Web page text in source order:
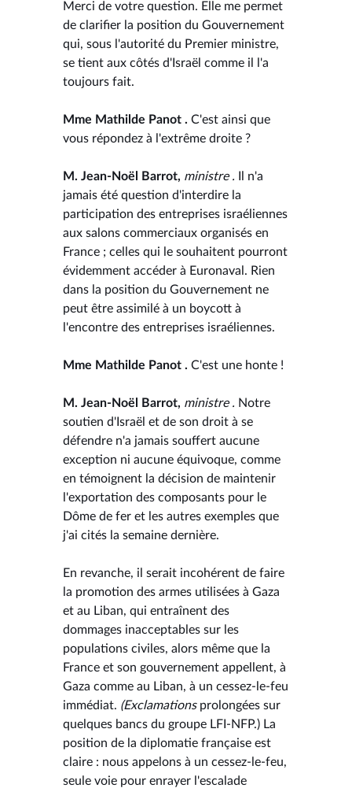
Merci de votre question. Elle me permet
de clarifier la position du Gouvernement
qui, sous l'autorité du Premier ministre,
se tient aux côtés d'Israël comme il l'a
toujours fait.
Mme Mathilde Panot . C'est ainsi que
vous répondez à l'extrême droite ?
M. Jean-Noël Barrot, ministre . Il n'a
jamais été question d'interdire la
participation des entreprises israéliennes
aux salons commerciaux organisés en
France ; celles qui le souhaitent pourront
évidemment accéder à Euronaval. Rien
dans la position du Gouvernement ne
peut être assimilé à un boycott à
l'encontre des entreprises israéliennes.
Mme Mathilde Panot . C'est une honte !
M. Jean-Noël Barrot, ministre . Notre
soutien d'Israël et de son droit à se
défendre n'a jamais souffert aucune
exception ni aucune équivoque, comme
en témoignent la décision de maintenir
l'exportation des composants pour le
Dôme de fer et les autres exemples que
j'ai cités la semaine dernière.
En revanche, il serait incohérent de faire
la promotion des armes utilisées à Gaza
et au Liban, qui entraînent des
dommages inacceptables sur les
populations civiles, alors même que la
France et son gouvernement appellent, à
Gaza comme au Liban, à un cessez-le-feu
immédiat. (Exclamationsprolongées sur
quelques bancs du groupe LFI-NFP.) La
position de la diplomatie française est
claire : nous appelons à un cessez-le-feu,
seule voie pour enrayer l'escalade